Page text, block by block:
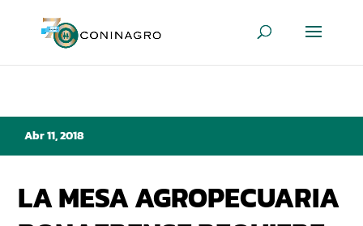
Abr 11, 2018
LA MESA AGROPECUARIA